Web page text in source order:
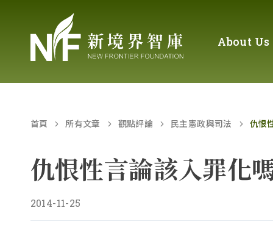
About Us
首頁 所有文章 觀點評論 民主憲政與司法 仇恨
仇恨性言論該入罪化
2014-11-25